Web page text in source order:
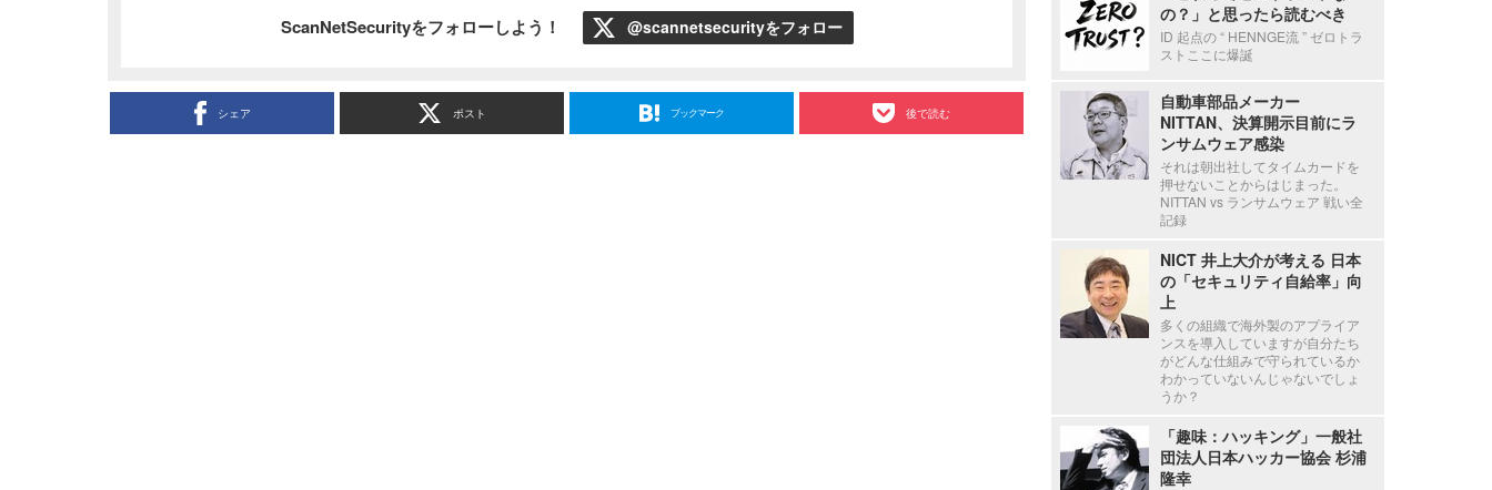
ScanNetSecurityをフォローしよう！ @scannetsecurityをフォロー
シェア ポスト ブックマーク 後で読む
の？」と思ったら読むべき
ID 起点の “ HENNGE流 ” ゼロトラ
ストここに爆誕
自動車部品メーカー
NITTAN、決算開示目前にラ
ンサムウェア感染
それは朝出社してタイムカードを
押せないことからはじまった。
NITTAN vs ランサムウェア 戦い全
記録
NICT 井上大介が考える 日本
の「セキュリティ自給率」向
上
多くの組織で海外製のアプライア
ンスを導入していますが自分たち
がどんな仕組みで守られているか
わかっていないんじゃないでしょ
うか？
「趣味：ハッキング」一般社
団法人日本ハッカー協会 杉浦
隆幸